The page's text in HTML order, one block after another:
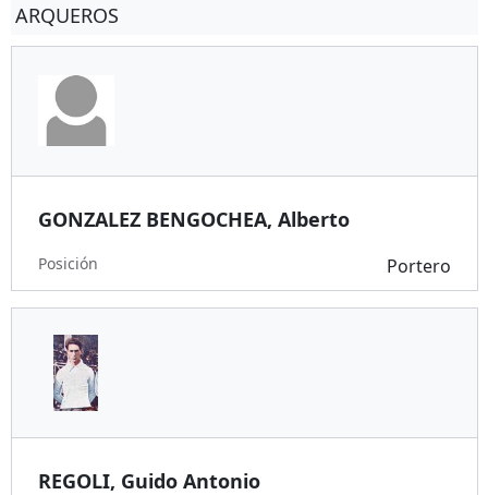
ARQUEROS
GONZALEZ BENGOCHEA, Alberto
Posición Portero
REGOLI, Guido Antonio